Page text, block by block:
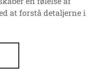
at forstå detaljerne i